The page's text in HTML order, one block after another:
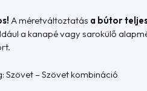
A méretváltoztatás a bútor
a kanapé vagy sarokülő
Szövet – Szövet kombináció